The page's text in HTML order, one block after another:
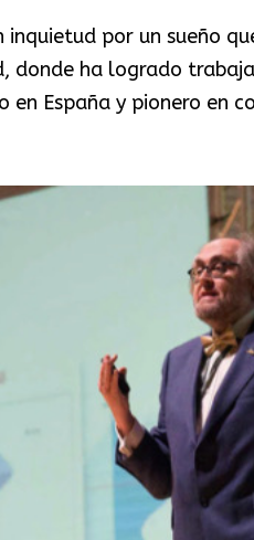
inquietud por un sueño
donde ha logrado
España y pionero en